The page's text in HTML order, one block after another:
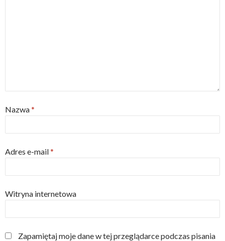
Nazwa*
Adres e-mail*
Witryna internetowa
Zapamiętaj moje dane w tej przeglądarce podczas pisania